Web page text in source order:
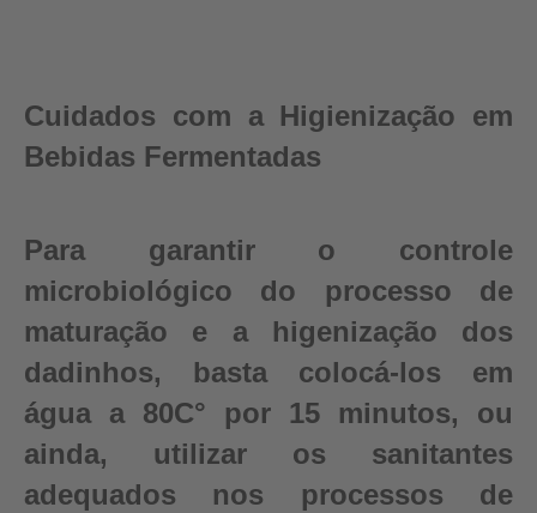
Cuidados com a Higienização em
Bebidas Fermentadas
Para garantir o controle
microbiológico do processo de
maturação e a higenização dos
dadinhos, basta colocá-los em
água a 80C° por 15 minutos, ou
ainda, utilizar os sanitantes
adequados nos processos de